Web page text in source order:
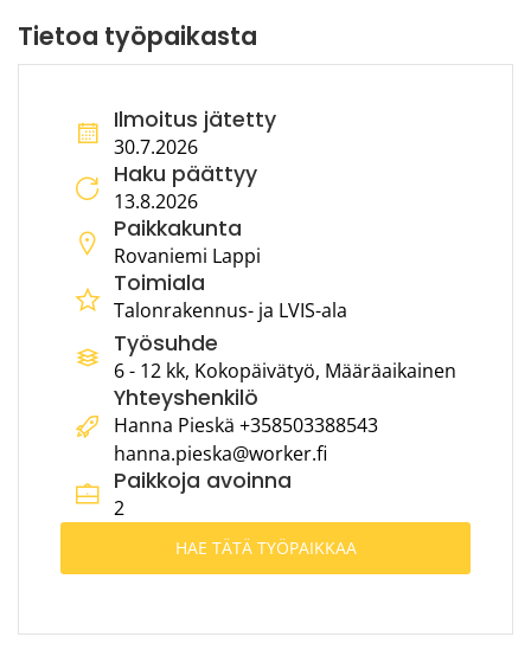
Tietoa työpaikasta
Ilmoitus jätetty
30.7.2026
Haku päättyy
13.8.2026
Paikkakunta
Rovaniemi Lappi
Toimiala
Talonrakennus- ja LVIS-ala
Työsuhde
6 - 12 kk, Kokopäivätyö, Määräaikainen
Yhteyshenkilö
Hanna Pieskä +358503388543
hanna.pieska@worker.fi
Paikkoja avoinna
2
HAE TÄTÄ TYÖPAIKKAA